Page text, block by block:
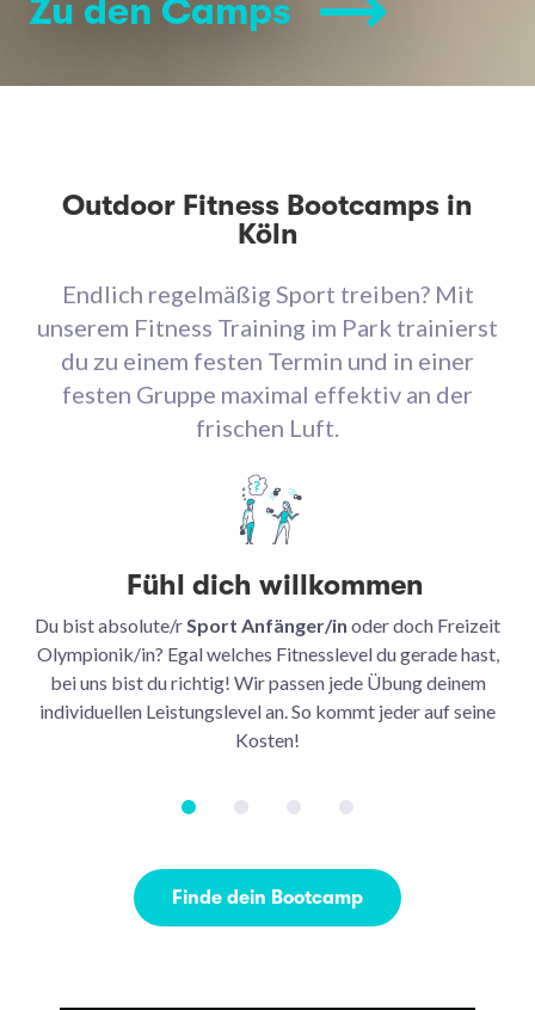
Zu den Camps
Outdoor Fitness Bootcamps in
Köln
Endlich regelmäßig Sport treiben? Mit
unserem Fitness Training im Park trainierst
du zu einem festen Termin und in einer
festen Gruppe maximal effektiv an der
frischen Luft.
Fühl dich willkommen
Du bist absolute/rSport Anfänger/in oder doch Freizeit
Olympionik/in? Egal welches Fitnesslevel du gerade hast,
bei uns bist du richtig! Wir passen jede Übung deinem
individuellen Leistungslevel an. So kommt jeder auf seine
Kosten!
Finde dein Bootcamp